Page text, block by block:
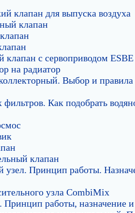
клапан для выпуска воздуха
клапан
клапан с сервоприводом ESBE
на радиатор
Выбор и правила
Как подобрать
клапан
узел. Принцип работы.
узла CombiMix
Принцип работы, назначение